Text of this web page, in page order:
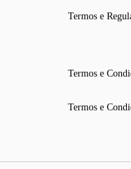
Termos e
Termos e
Termos e